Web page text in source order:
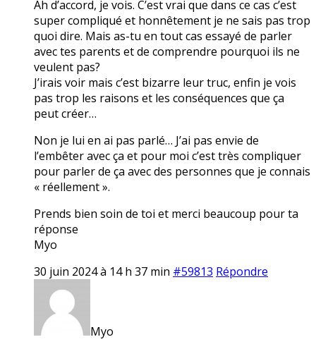
Ah d’accord, je vois. C’est vrai que dans ce cas c’est
super compliqué et honnêtement je ne sais pas trop
quoi dire. Mais as-tu en tout cas essayé de parler
avec tes parents et de comprendre pourquoi ils ne
veulent pas?
J’irais voir mais c’est bizarre leur truc, enfin je vois
pas trop les raisons et les conséquences que ça
peut créer…
Non je lui en ai pas parlé… J’ai pas envie de
l’embêter avec ça et pour moi c’est très compliquer
pour parler de ça avec des personnes que je connais
« réellement ».
Prends bien soin de toi et merci beaucoup pour ta
réponse
Myo
30 juin 2024 à 14 h 37 min #59813 Répondre
Myo